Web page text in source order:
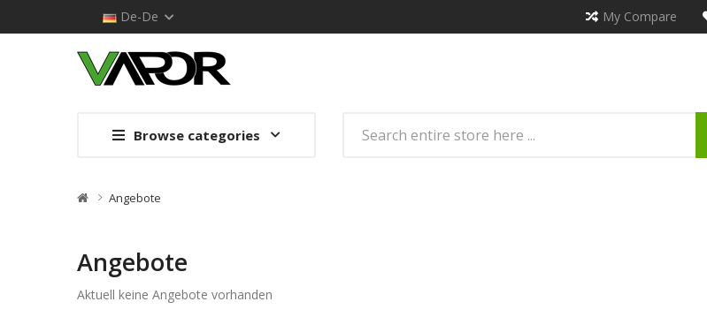
De-De My Compare
Browse categories
Angebote
Angebote
Aktuell keine Angebote vorhanden